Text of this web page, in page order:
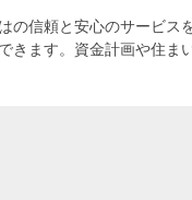
土
AI
役員一覧
の信頼と安心のサービス
きます。資金計画や住ま